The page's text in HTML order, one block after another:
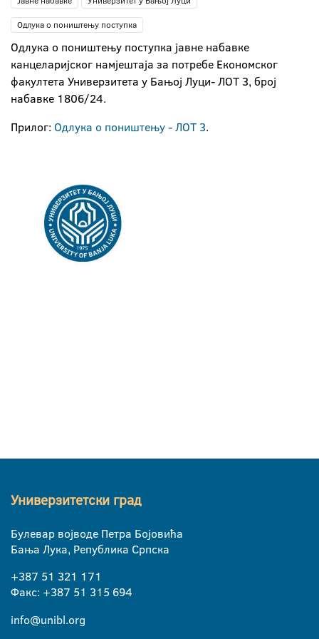
Одлука о поништењу поступка
Одлука о поништењу поступка јавне набавке
канцеларијског намјештаја за потребе Економског
факултета Универзитета у Бањој Луци- ЛОТ 3, број
набавке 1806/24.
Прилог: Одлука о поништењу - ЛОТ 3.
Универзитетски град
Булевар војводе Петра Бојовића
Бања Лука, Република Српска
+387 51 321 171
Факс: +387 51 315 694
info@unibl.org